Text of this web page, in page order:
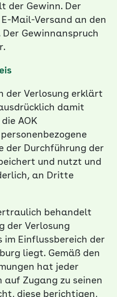
der Gewinn. Der
Mail-Versand an den
Gewinnanspruch
der Verlosung erklärt
damit
AOK
der Durchführung der
und nutzt und
an Dritte
behandelt
der Verlosung
im Einflussbereich der
liegt. Gemäß den
hat jeder
auf Zugang zu seinen
diese berichtigen,